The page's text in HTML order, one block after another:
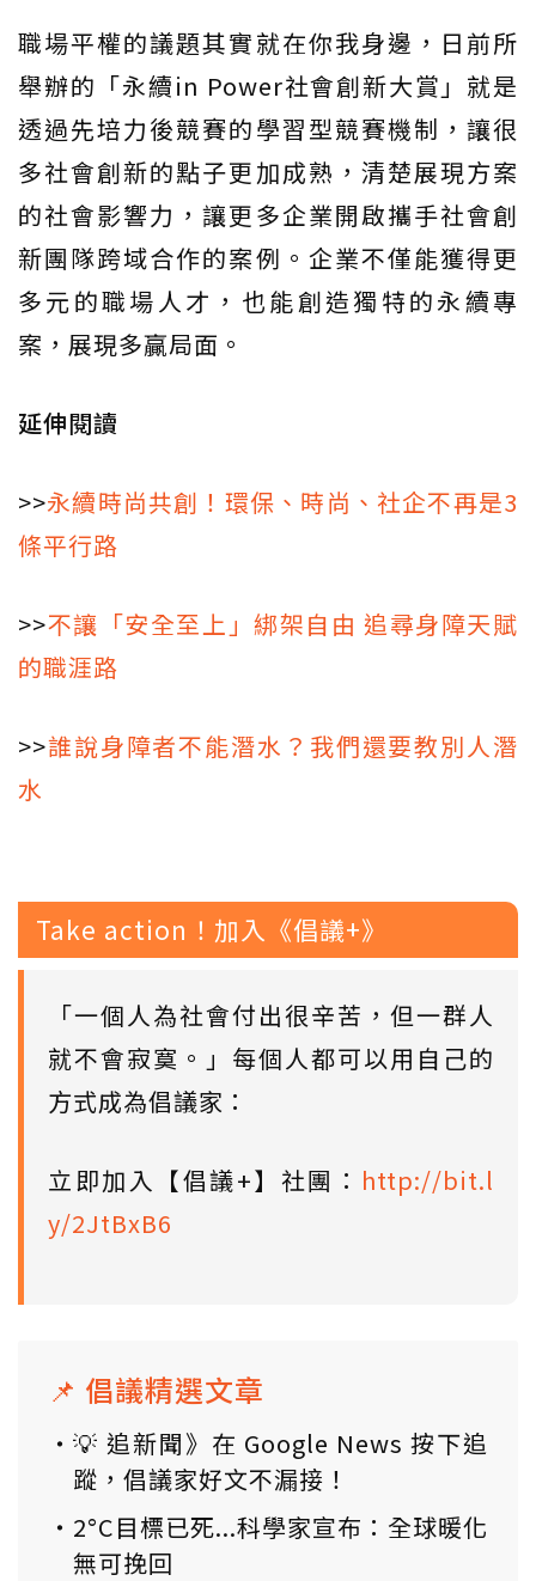
職場平權的議題其實就在你我身邊，日前所
舉辦的「永續in Power社會創新大賞」就是
透過先培力後競賽的學習型競賽機制，讓很
多社會創新的點子更加成熟，清楚展現方案
的社會影響力，讓更多企業開啟攜手社會創
新團隊跨域合作的案例。企業不僅能獲得更
多元的職場人才，也能創造獨特的永續專
案，展現多贏局面。
延伸閱讀
>>永續時尚共創！環保、時尚、社企不再是3
條平行路
>>不讓「安全至上」綁架自由 追尋身障天賦
的職涯路
>>誰說身障者不能潛水？我們還要教別人潛
水
Take action！加入《倡議+》
「一個人為社會付出很辛苦，但一群人
就不會寂寞。」每個人都可以用自己的
方式成為倡議家：
立即加入【倡議+】社團： http://bit.l
y/2JtBxB6
📌 倡議精選文章
💡 追新聞》在 Google News 按下追
蹤，倡議家好文不漏接！
2°C目標已死...科學家宣布：全球暖化
無可挽回